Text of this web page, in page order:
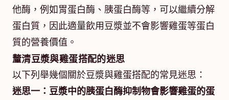
他酶，例如胃蛋白酶、胰蛋白酶等，可以繼續分解
蛋白質，因此適量飲用豆漿並不會影響雞蛋等蛋白
質的營養價值。
釐清豆漿與雞蛋搭配的迷思
以下列舉幾個關於豆漿與雞蛋搭配的常見迷思：
迷思一：豆漿中的胰蛋白酶抑制物會影響雞蛋的蛋